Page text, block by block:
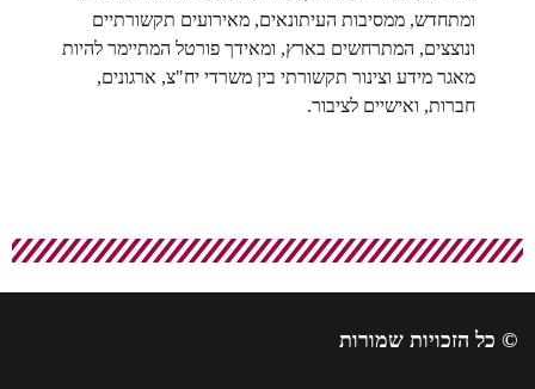
ומתחדש, ממסיבות העיתונאים, מאירועים תקשורתיים
ונוצצים, המתרחשים בארץ, ומאידך פורטל המתיימר להיות
מאגר מידע וצינור תקשורתי בין משרדי יח"צ, ארגונים,
חברות, ואישיים לציבור.
כל הזכויות שמורות